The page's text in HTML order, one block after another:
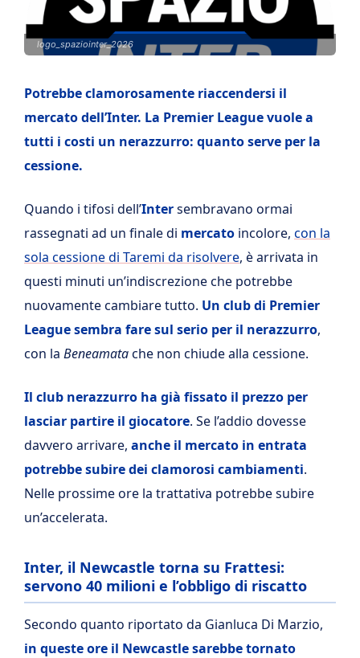
logo_spaziointer_2026
Potrebbe clamorosamente riaccendersi il
mercato dell’Inter. La Premier League vuole a
tutti i costi un nerazzurro: quanto serve per la
cessione.
Quando i tifosi dell’Intersembravano ormai
rassegnati ad un finale di mercato incolore, con la
sola cessione di Taremi da risolvere, è arrivata in
questi minuti un’indiscrezione che potrebbe
nuovamente cambiare tutto. Un club di Premier
League sembra fare sul serio per il nerazzurro,
con la Beneamatache non chiude alla cessione.
Il club nerazzurro ha già fissato il prezzo per
lasciar partire il giocatore. Se l’addio dovesse
davvero arrivare, anche il mercato in entrata
potrebbe subire dei clamorosi cambiamenti.
Nelle prossime ore la trattativa potrebbe subire
un’accelerata.
Inter, il Newcastle torna su Frattesi:
servono 40 milioni e l’obbligo di riscatto
Secondo quanto riportato da Gianluca Di Marzio,
in queste ore il Newcastle sarebbe tornato